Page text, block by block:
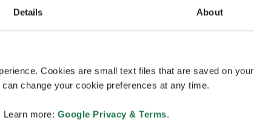
Details About
Cookies are small text files that are saved on your
change your cookie preferences at any time.
more: Google Privacy & Terms.